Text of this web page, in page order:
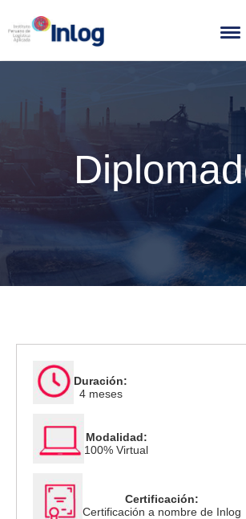
Duración:
4 meses
Modalidad:
100% Virtual
Certificación:
Certificación a nombre de Inlog